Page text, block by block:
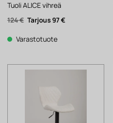
Tuoli ALICE vihreä
124€ Alkuperäinen
hinta
124 €.
97€Nykyinen
Varastotuote